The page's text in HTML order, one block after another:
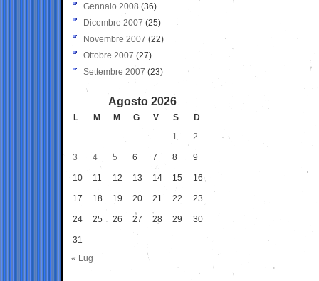
Gennaio 2008 (36)
Dicembre 2007 (25)
Novembre 2007 (22)
Ottobre 2007 (27)
Settembre 2007 (23)
Agosto 2026
L M M G V S
D
1
2
3 4 5 6 7 8 9
10 11 12 13 14 15 16
17 18 19 20 21 22 23
24 25 26 27 28 29 30
31
« Lug